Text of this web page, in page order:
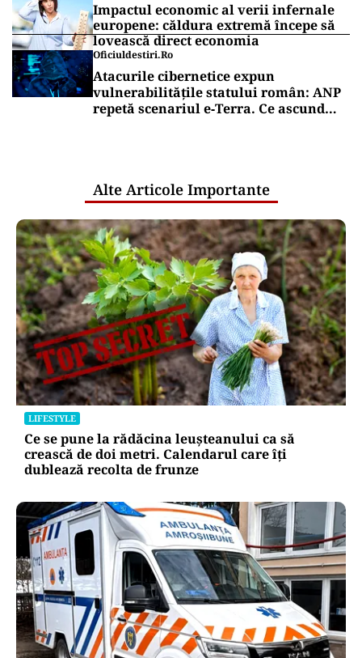
Impactul economic al verii infernale
europene: căldura extremă începe să
lovească direct economia
Oficiuldestiri.ro
Atacurile cibernetice expun
vulnerabilitățile statului român: ANP
repetă scenariul e‑Terra. Ce ascund
Alte Articole Importante
LIFESTYLE
Ce se pune la rădăcina leușteanului ca să
crească de doi metri. Calendarul care îți
dublează recolta de frunze